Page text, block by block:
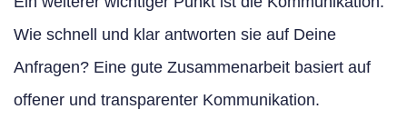
Wie schnell und klar antworten sie auf Deine
Anfragen? Eine gute Zusammenarbeit basiert auf
offener und transparenter Kommunikation.